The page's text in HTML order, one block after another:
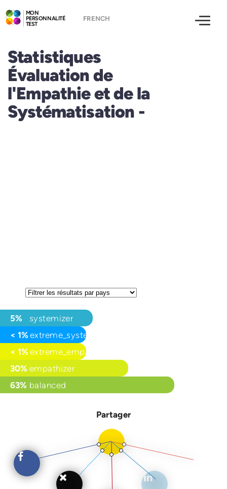
MON
PERSONNALITÉ
TEST
Statistiques
Évaluation de
l'Empathie et de la
Systématisation -
5%
systemizer
< 1% extreme_systemizer
< 1% extreme_empathizer
30% empathizer
63% balanced
Partager